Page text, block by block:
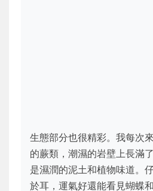
生態部分也很精彩。我每次
的蕨類，潮濕的岩壁上長滿
是濕潤的泥土和植物味道。
於耳，運氣好還能看見蝴蝶